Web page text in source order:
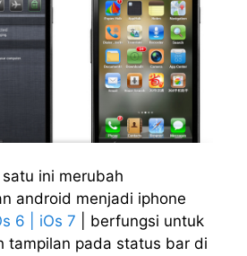
ini merubah
android menjadi iphone
6 | iOs 7
| berfungsi untuk
tampilan pada status bar di